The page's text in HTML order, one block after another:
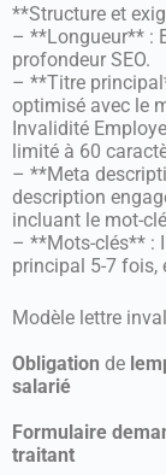
**Structure et
– **Longueur** :
profondeur SEO.
– **Titre
optimisé avec le
Invalidité
limité à 60
– **Meta
description
incluant le mot-
– **Mots-clés** :
principal 5-7 fois,
Modèle lettre
Obligation de
salarié
Formulaire
traitant